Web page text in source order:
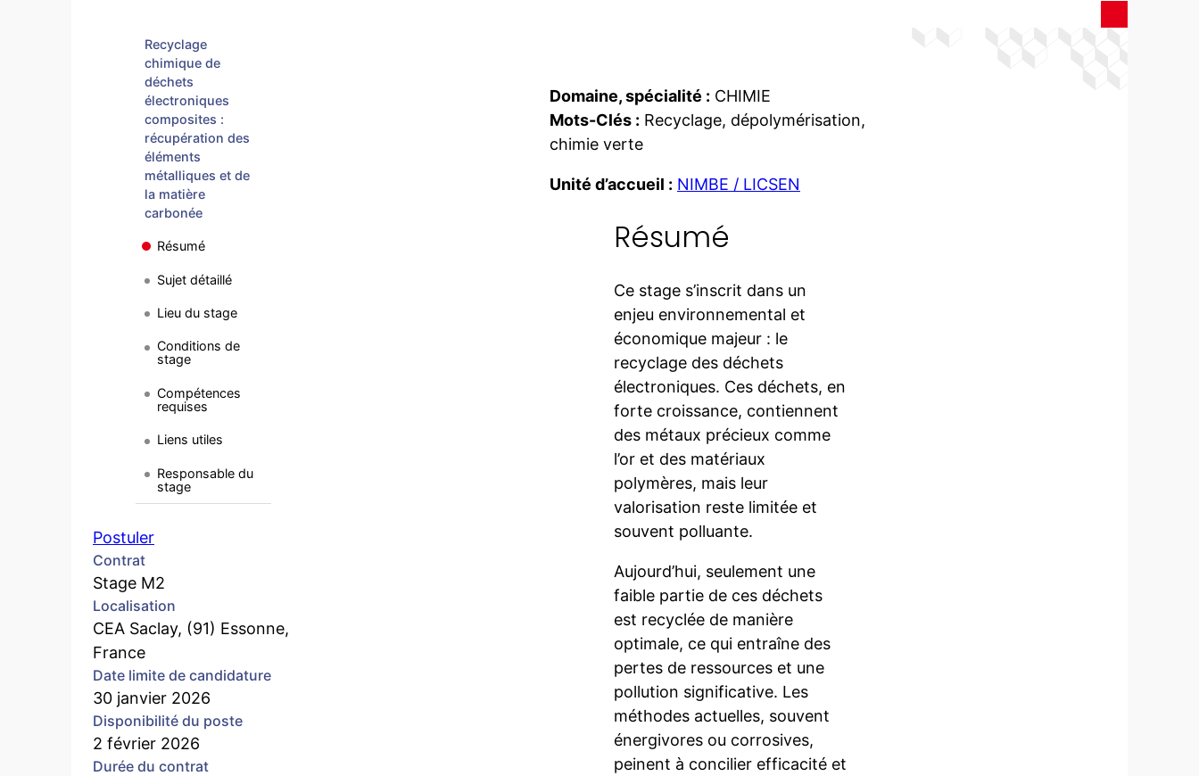
Recyclage
chimique de
déchets
électroniques
composites :
récupération des
éléments
métalliques et de
la matière
carbonée
Résumé
Sujet détaillé
Lieu du stage
Conditions de
stage
Compétences
requises
Liens utiles
Responsable du
stage
Postuler
Contrat
Stage M2
Localisation
CEA Saclay, (91) Essonne,
France
Date limite de candidature
30 janvier 2026
Disponibilité du poste
2 février 2026
Durée du contrat
Domaine, spécialité : CHIMIE
Mots-Clés : Recyclage, dépolymérisation,
chimie verte
Unité d’accueil : NIMBE / LICSEN
Résumé
Ce stage s’inscrit dans un
enjeu environnemental et
économique majeur : le
recyclage des déchets
électroniques. Ces déchets, en
forte croissance, contiennent
des métaux précieux comme
l’or et des matériaux
polymères, mais leur
valorisation reste limitée et
souvent polluante.
Aujourd’hui, seulement une
faible partie de ces déchets
est recyclée de manière
optimale, ce qui entraîne des
pertes de ressources et une
pollution significative. Les
méthodes actuelles, souvent
énergivores ou corrosives,
peinent à concilier efficacité et